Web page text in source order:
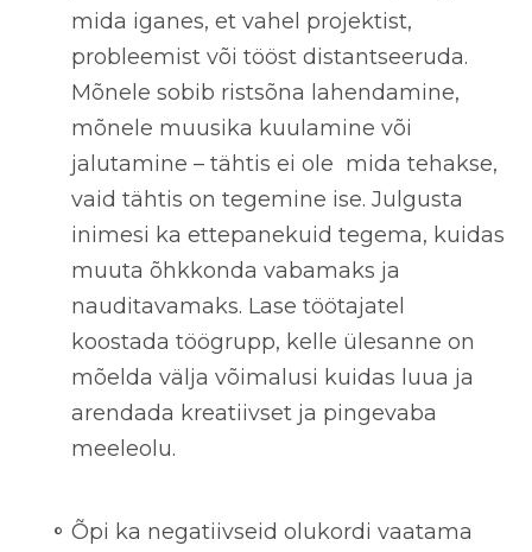
mida iganes, et vahel projektist,
probleemist või tööst distantseeruda.
Mõnele sobib ristsõna lahendamine,
mõnele muusika kuulamine või
jalutamine – tähtis ei ole mida tehakse,
vaid tähtis on tegemine ise. Julgusta
inimesi ka ettepanekuid tegema, kuidas
muuta õhkkonda vabamaks ja
nauditavamaks. Lase töötajatel
koostada töögrupp, kelle ülesanne on
mõelda välja võimalusi kuidas luua ja
arendada kreatiivset ja pingevaba
meeleolu.
Õpi ka negatiivseid olukordi vaatama